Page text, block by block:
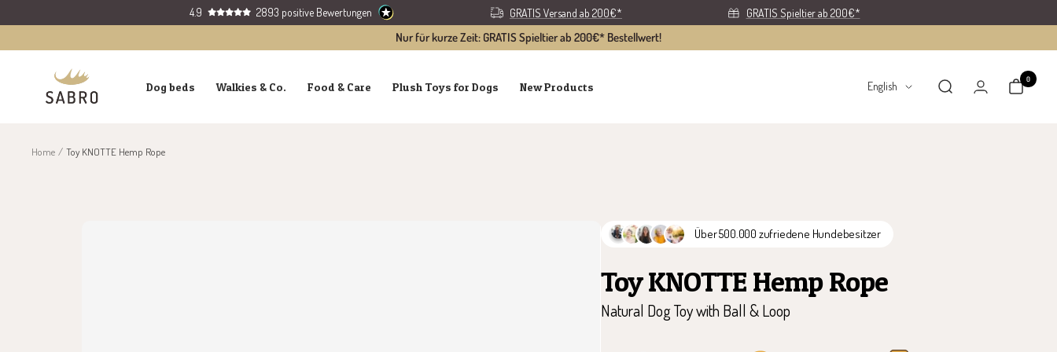
to
content
4.9 2893 positive Bewertungen GRATIS Versand ab 200€* GRATIS Spieltier ab 200€*
Nur für kurze Zeit: GRATIS Spieltier ab 200€* Bestellwert!
Dog beds Walkies & Co. Food & Care Plush Toys for Dogs New Products
SABRO
GmbH
Language
English
0
Home Toy KNOTTE Hemp Rope
Über 500.000 zufriedene Hundebesitzer
Toy KNOTTE Hemp Rope
Natural Dog Toy with Ball & Loop